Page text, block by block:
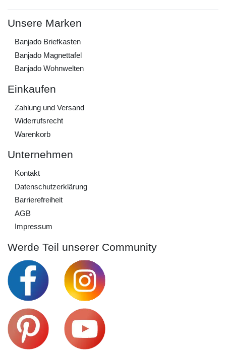
Unsere Marken
Banjado Briefkasten
Banjado Magnettafel
Banjado Wohnwelten
Einkaufen
Zahlung und Versand
Widerrufs­recht
Warenkorb
Unternehmen
Kontakt
Daten­schutz­erklärung
Barrierefreiheit
AGB
Impressum
Werde Teil unserer Community